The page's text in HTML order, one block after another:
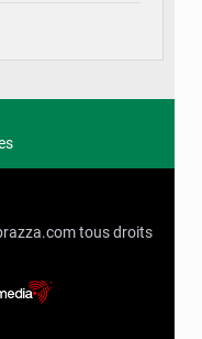
tous droits